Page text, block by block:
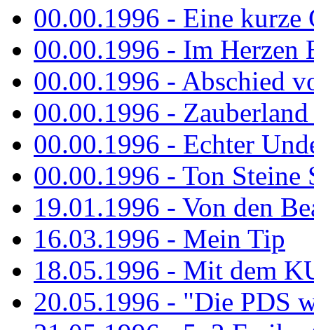
00.00.1996 - Eine kurze
00.00.1996 - Im Herzen
00.00.1996 - Abschied
00.00.1996 -
00.00.1996 - Echter
00.00.1996 - Ton Steine
19.01.1996 - Von den
16.03.1996 - Mein Tip
18.05.1996 - Mit dem
20.05.1996 - "Die PDS